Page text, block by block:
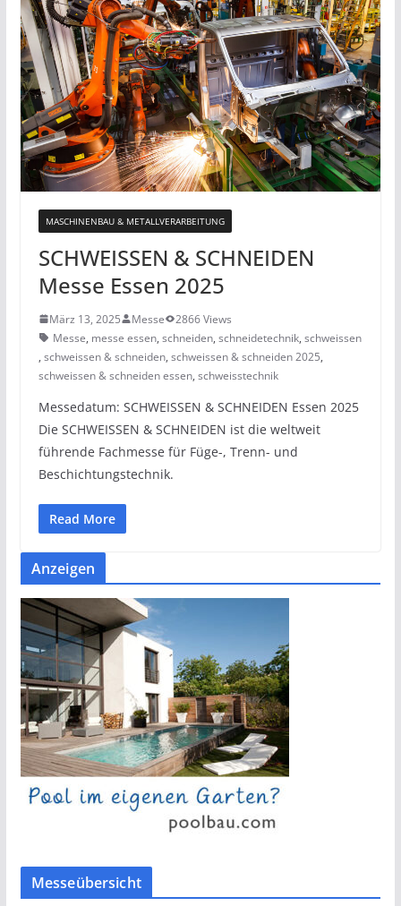
MASCHINENBAU & METALLVERARBEITUNG
SCHWEISSEN & SCHNEIDEN
Messe Essen 2025
März 13, 2025 Messe
2866 Views
Messe, messe essen, schneiden, schneidetechnik, schweissen
, schweissen & schneiden, schweissen & schneiden 2025,
schweissen & schneiden essen, schweisstechnik
Messedatum: SCHWEISSEN & SCHNEIDEN Essen 2025
Die SCHWEISSEN & SCHNEIDEN ist die weltweit
führende Fachmesse für Füge-, Trenn- und
Beschichtungstechnik.
Read More
Anzeigen
Messeübersicht